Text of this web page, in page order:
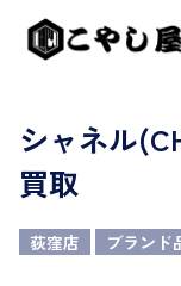
シャネル
買取
荻窪店 ブランド